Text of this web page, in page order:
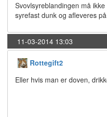
Svovlsyreblandingen må
syrefast dunk og afleveres
11-03-2014 13:03
Rottegift2
Eller hvis man er doven,